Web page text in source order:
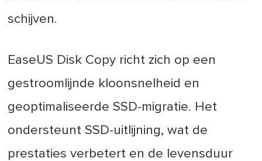
schijven.
EaseUS Disk Copy richt zich op een
gestroomlijnde kloonsnelheid en
geoptimaliseerde SSD-migratie. Het
ondersteunt SSD-uitlijning, wat de
prestaties verbetert en de levensduur